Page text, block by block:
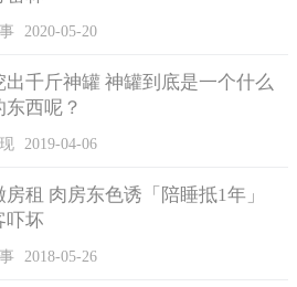
2020-05-20
出千斤神罐 神罐到底是一个什么
东西呢？
2019-04-06
房租 肉房东色诱「陪睡抵1年」
吓坏
2018-05-26